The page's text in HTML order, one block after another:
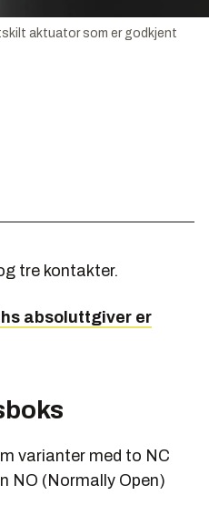
aktuator som er godkjent
tre kontakter.
absoluttgiver er
varianter med to NC
NO (Normally Open)